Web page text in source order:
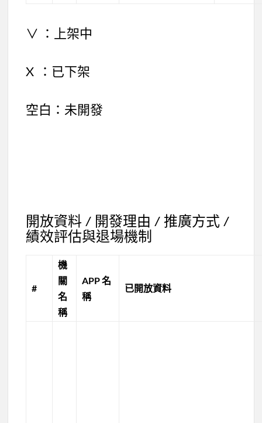
∨ ：上架中
X ：已下架
空白：未開發
開放資料 / 開發理由 / 推廣方式 /
績效評估與退場機制
#
機
關
名
稱
APP 名
稱
已開放資料